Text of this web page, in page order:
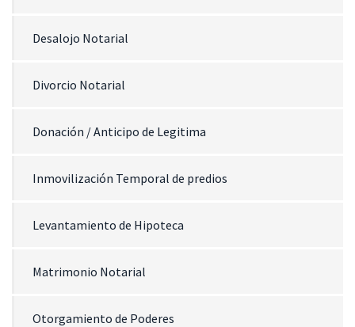
Desalojo Notarial
Divorcio Notarial
Donación / Anticipo de Legitima
Inmovilización Temporal de predios
Levantamiento de Hipoteca
Matrimonio Notarial
Otorgamiento de Poderes